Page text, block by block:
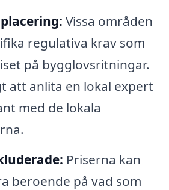
Vissa områden
regulativa krav som
på bygglovsritningar.
att anlita en lokal expert
med de lokala
Priserna kan
beroende på vad som